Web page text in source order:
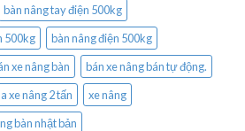
bàn nâng tay điện 500kg
500kg
bàn nâng điện 500kg
xe nâng bàn
bán xe nâng bán tự động.
xe nâng 2 tấn
xe nâng
bàn nhật bản